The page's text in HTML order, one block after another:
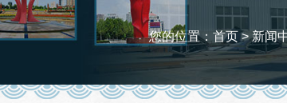
您的位置： 首页>新闻